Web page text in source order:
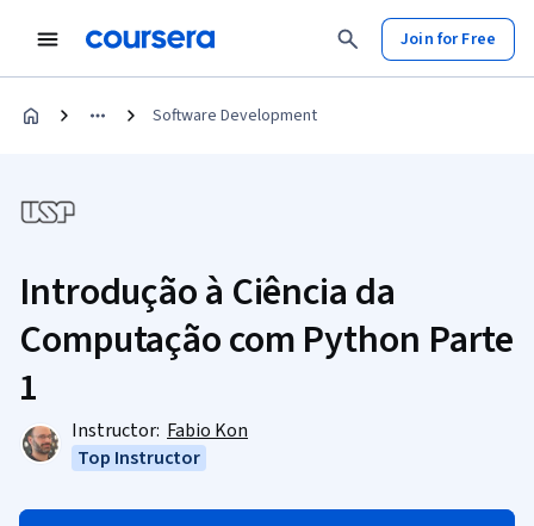
Join for Free
Software Development
Introdução à Ciência da
Computação com Python Parte
1
Instructor: Fabio Kon
Top Instructor